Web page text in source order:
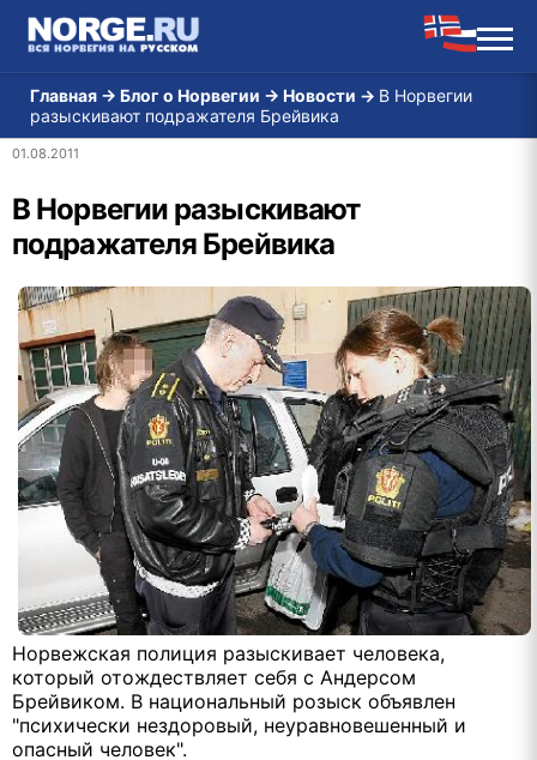
Главная → Блог о Норвегии → Новости → В Норвегии
разыскивают подражателя Брейвика
01.08.2011
В Норвегии разыскивают
подражателя Брейвика
Норвежская полиция разыскивает человека,
который отождествляет себя с Андерсом
Брейвиком. В национальный розыск объявлен
"психически нездоровый, неуравновешенный и
опасный человек".